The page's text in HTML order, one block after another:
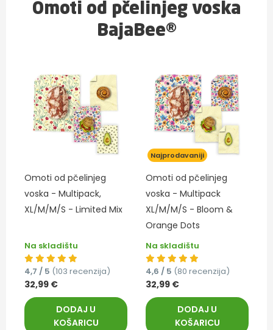
Omoti od pčelinjeg voska
BajaBee®
Omoti od pčelinjeg
voska - Multipack,
XL/M/M/S - Limited Mix
Na skladištu
4,7 / 5 (103 recenzija)
32,99 €
DODAJ U
KOŠARICU
Najprodavaniji
Omoti od pčelinjeg
voska - Multipack
XL/M/M/S - Bloom &
Orange Dots
Na skladištu
4,6 / 5 (80 recenzija)
32,99 €
DODAJ U
KOŠARICU